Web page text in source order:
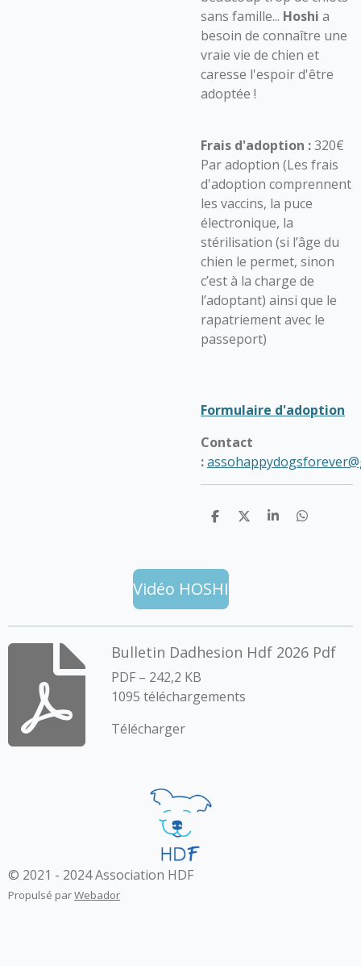
sans famille... Hoshi a
besoin de connaître une
vraie vie de chien et
caresse l'espoir d'être
adoptée !
Frais d'adoption :320€
Par adoption (Les frais
d'adoption comprennent
les vaccins, la puce
électronique, la
stérilisation (si l’âge du
chien le permet, sinon
c’est à la charge de
l’adoptant) ainsi que le
rapatriement avec le
passeport)
Formulaire d'adoption
Contact
:
P
a
g
e
r
P
P
P
Vidéo HOSHI
Bulletin Dadhesion Hdf 2026 Pdf
PDF – 242,2 KB
1095 téléchargements
Télécharger
© 2021 - 2024 Association HDF
Propulsé parWebador